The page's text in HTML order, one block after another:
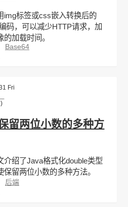
标签或css嵌入转换后的
码，可以减少HTTP请求，加
的加载时间。
Base64
Fri
留两位小数的多种方
绍了Java格式化double类型
保留两位小数的多种方法。
后端